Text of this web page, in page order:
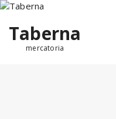
Taberna
mercatoria